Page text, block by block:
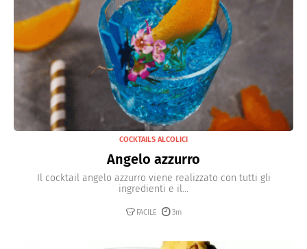
COCKTAILS ALCOLICI
Angelo azzurro
Il cocktail angelo azzurro viene realizzato con tutti gli
ingredienti e il...
FACILE 3m